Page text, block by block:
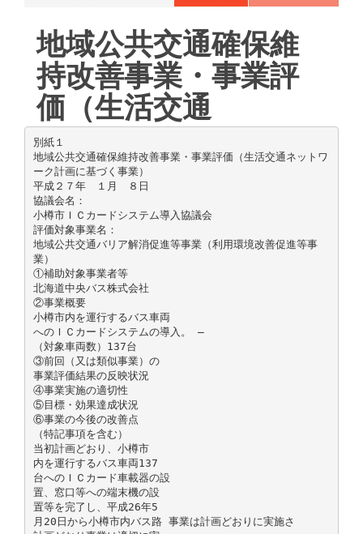
地域公共交通確保維
持改善事業・事業評
価（生活交通
別紙１
地域公共交通確保維持改善事業・事業評価（生活交通ネットワ
ーク計画に基づく事業）
平成２７年 １月 ８日
協議会名：
小樽市ＩＣカードシステム導入協議会
評価対象事業名：
地域公共交通バリア解消促進等事業（利用環境改善促進等事
業）
①補助対象事業者等
北海道中央バス株式会社
②事業概要
小樽市内を運行するバス車両
へのＩＣカードシステムの導入。 ―
（対象車両数）137台
③前回（又は類似事業）の
事業評価結果の反映状況
④事業実施の適切性
⑤目標・効果達成状況
⑥事業の今後の改善点
（特記事項を含む）
当初計画どおり、小樽市
内を運行するバス車両137
台へのＩＣカード車載器の設
置、窓口等への端末機の設
置等を完了し、平成26年5
月20日から小樽市内バス路 事業は計画どおりに実施さ